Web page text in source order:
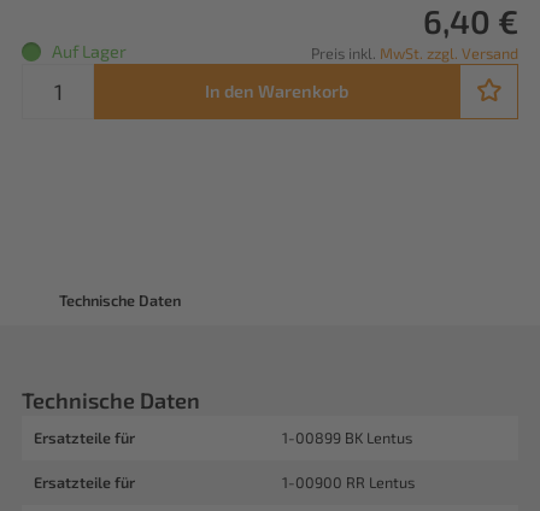
6,40 €
Preis inkl. MwSt. zzgl. Versand
Auf Lager
In den Warenkorb
Technische Daten
Technische Daten
Ersatzteile für 1-00899 BK Lentus
Ersatzteile für 1-00900 RR Lentus